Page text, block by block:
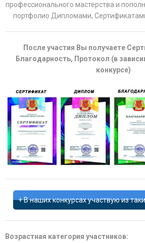
профессионального мастерства и
портфолио Дипломами,
После участия Вы получаете
Благодарность, Протокол (в
конкурсе)
В наших конкурсах участвую из
Возрастная категория участников: